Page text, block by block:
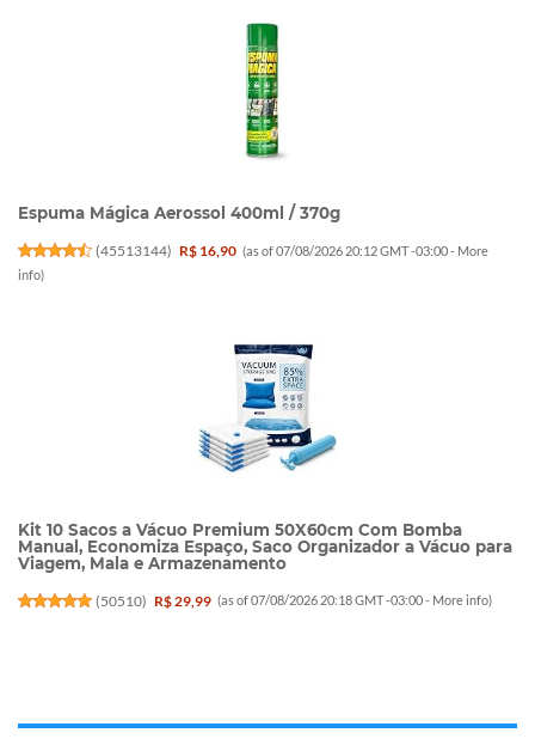
Espuma Mágica Aerossol 400ml / 370g
(45513144) R$ 16,90 (as of 07/08/2026 20:12 GMT -03:00 - More
info)
Kit 10 Sacos a Vácuo Premium 50X60cm Com Bomba
Manual, Economiza Espaço, Saco Organizador a Vácuo para
Viagem, Mala e Armazenamento
(50510) R$ 29,99 (as of 07/08/2026 20:18 GMT -03:00 - More info)